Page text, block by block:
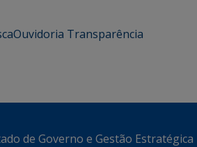
Ouvidoria Transparência
de Governo e Gestão Estratégica